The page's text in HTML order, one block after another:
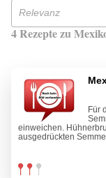
Relevanz
4 Rezepte zu
Für
einweichen.
ausgedrückten